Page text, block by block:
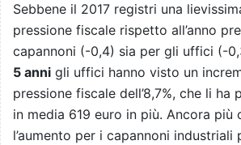
Sebbene il 2017 registri una
pressione fiscale rispetto all’anno
capannoni (-0,4) sia per gli uffici (-
5 anni gli uffici hanno visto un
pressione fiscale dell’8,7%, che li ha
in media 619 euro in più. Ancora più
l’aumento per i capannoni industriali